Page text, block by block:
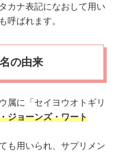
カナ表記になおして用い
呼ばれます。
の由来
属に「セイヨウオトギリ
ジョーンズ・ワート
も用いられ、サプリメン